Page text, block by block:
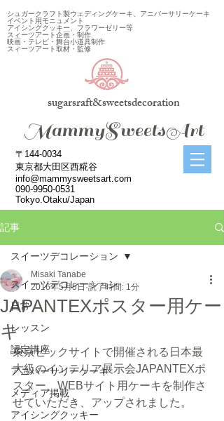
シュガークラフト製ウェディングケーキ、アニバーサリーケーキ
イベント用モニュメント
アイシングクッキー、フラワーゼリー等
スィーツアート企画・制作
映画・テレビ・舞台小道具制作
スィーツアート取材・監修
sugarsraft&sweetsdecoration
​MammySweetsArt
〒144-0034
東京都大田区西糀谷
info@mammysweetsart.com
090-9950-0531
Tokyo.Otaku/Japan
記事
スイーツデコレーション
日常
レッスン
認定講座
アニバーサリーケーキ
メディア掲載
アイシングクッキー
スイーツデコレーション
JAPANTEXポスター用ケー
キ
Misaki Tanabe
2016年5月5日 読了時間: 1分
東京ビックサイトで開催される日本最
大級のインテリア展示会JAPANTEXポ
スター、WEBサイト用ケーキを制作さ
せていただき、アップされました。